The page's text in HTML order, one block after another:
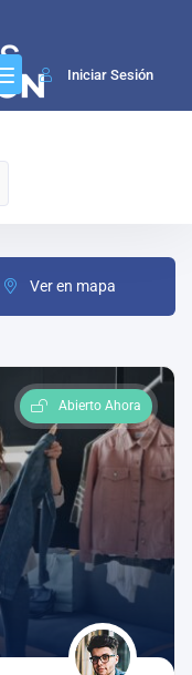
Iniciar Sesión
Ver en mapa
Abierto Ahora